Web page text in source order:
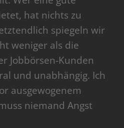
hat nichts zu
spiegeln wir
weniger als die
Jobbörsen-Kunden
und unabhängig. Ich
ausgewogenem
niemand Angst